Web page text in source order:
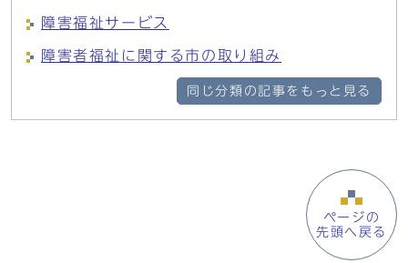
障害福祉サービス
障害者福祉に関する市の取り組み
同じ分類の記事をもっと見る
ページの
先頭へ戻る